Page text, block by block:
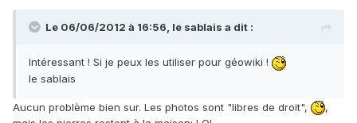
Le 06/06/2012 à 16:56, le sablais a dit :
Intéressant ! Si je peux les utiliser pour géowiki !
le sablais
Aucun problème bien sur. Les photos sont "libres de droit",
,